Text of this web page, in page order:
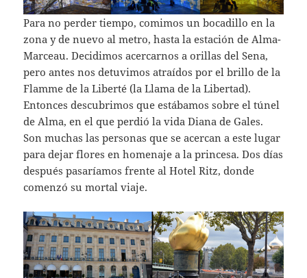
Para no perder tiempo, comimos un bocadillo en la
zona y de nuevo al metro, hasta la estación de Alma-
Marceau. Decidimos acercarnos a orillas del Sena,
pero antes nos detuvimos atraídos por el brillo de la
Flamme de la Liberté (la Llama de la Libertad).
Entonces descubrimos que estábamos sobre el túnel
de Alma, en el que perdió la vida Diana de Gales.
Son muchas las personas que se acercan a este lugar
para dejar flores en homenaje a la princesa. Dos días
después pasaríamos frente al Hotel Ritz, donde
comenzó su mortal viaje.